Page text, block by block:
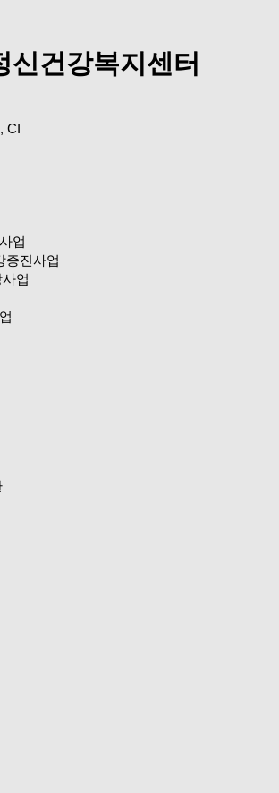
신건강복지센터
CI
업
증진사업
업